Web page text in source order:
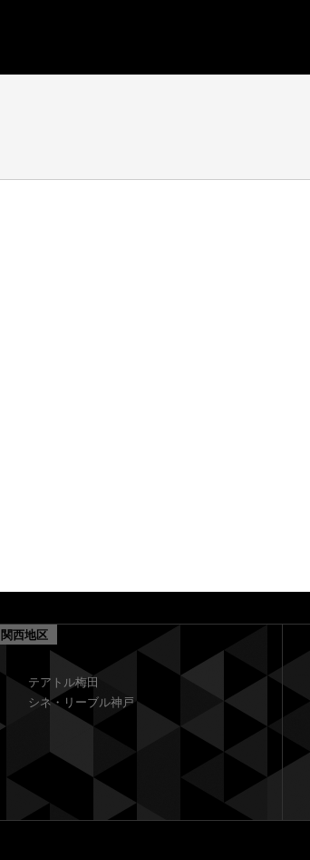
関西地区
テアトル梅田
シネ・リーブル神戸